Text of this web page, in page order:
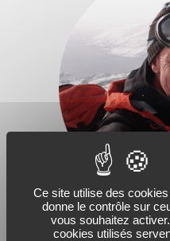
Ce site utilise des
donne le contrôle sur
vous souhaitez
cookies utilisés